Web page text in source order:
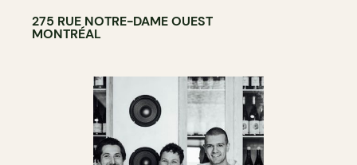
275 RUE NOTRE-DAME OUEST
MONTRÉAL